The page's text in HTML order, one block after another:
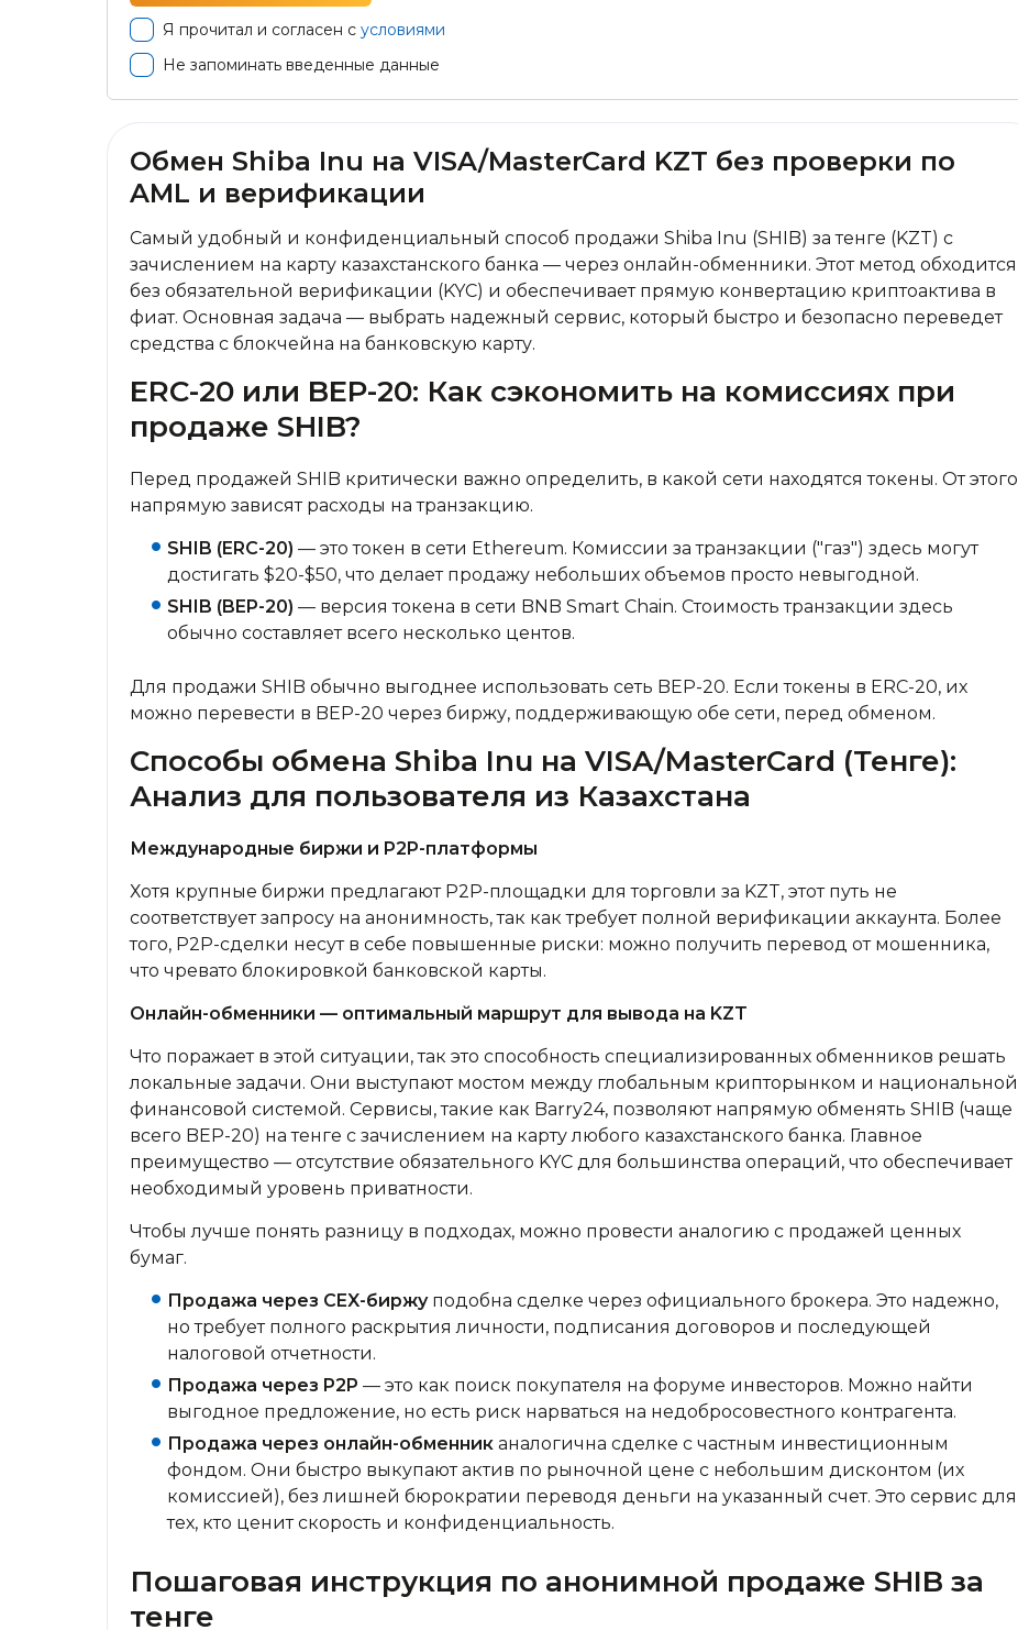
Я прочитал и согласен с условиями
Не запоминать введенные данные
Обмен Shiba Inu на VISA/MasterCard KZT без проверки по
AML и верификации
Самый удобный и конфиденциальный способ продажи Shiba Inu (SHIB) за тенге (KZT) с
зачислением на карту казахстанского банка — через онлайн-обменники. Этот метод обходится
без обязательной верификации (KYC) и обеспечивает прямую конвертацию криптоактива в
фиат. Основная задача — выбрать надежный сервис, который быстро и безопасно переведет
средства с блокчейна на банковскую карту.
ERC-20 или BEP-20: Как сэкономить на комиссиях при
продаже SHIB?
Перед продажей SHIB критически важно определить, в какой сети находятся токены. От этого
напрямую зависят расходы на транзакцию.
SHIB (ERC-20) — это токен в сети Ethereum. Комиссии за транзакции ("газ") здесь могут
достигать $20-$50, что делает продажу небольших объемов просто невыгодной.
SHIB (BEP-20) — версия токена в сети BNB Smart Chain. Стоимость транзакции здесь
обычно составляет всего несколько центов.
Для продажи SHIB обычно выгоднее использовать сеть BEP-20. Если токены в ERC-20, их
можно перевести в BEP-20 через биржу, поддерживающую обе сети, перед обменом.
Способы обмена Shiba Inu на VISA/MasterCard (Тенге):
Анализ для пользователя из Казахстана
Международные биржи и P2P-платформы
Хотя крупные биржи предлагают P2P-площадки для торговли за KZT, этот путь не
соответствует запросу на анонимность, так как требует полной верификации аккаунта. Более
того, P2P-сделки несут в себе повышенные риски: можно получить перевод от мошенника,
что чревато блокировкой банковской карты.
Онлайн-обменники — оптимальный маршрут для вывода на KZT
Что поражает в этой ситуации, так это способность специализированных обменников решать
локальные задачи. Они выступают мостом между глобальным крипторынком и национальной
финансовой системой. Сервисы, такие как Barry24, позволяют напрямую обменять SHIB (чаще
всего BEP-20) на тенге с зачислением на карту любого казахстанского банка. Главное
преимущество — отсутствие обязательного KYC для большинства операций, что обеспечивает
необходимый уровень приватности.
Чтобы лучше понять разницу в подходах, можно провести аналогию с продажей ценных
бумаг.
Продажа через CEX-биржуподобна сделке через официального брокера. Это надежно,
но требует полного раскрытия личности, подписания договоров и последующей
налоговой отчетности.
Продажа через P2P — это как поиск покупателя на форуме инвесторов. Можно найти
выгодное предложение, но есть риск нарваться на недобросовестного контрагента.
Продажа через онлайн-обменник аналогична сделке с частным инвестиционным
фондом. Они быстро выкупают актив по рыночной цене с небольшим дисконтом (их
комиссией), без лишней бюрократии переводя деньги на указанный счет. Это сервис для
тех, кто ценит скорость и конфиденциальность.
Пошаговая инструкция по анонимной продаже SHIB за
тенге